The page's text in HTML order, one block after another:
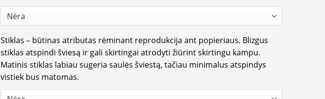
Stiklas – būtinas atributas rėminant reprodukcija ant popieriaus. Blizgus
stiklas atspindi šviesą ir gali skirtingai atrodyti žiūrint skirtingu kampu.
Matinis stiklas labiau sugeria saulės šviestą, tačiau minimalus atspindys
vistiek bus matomas.